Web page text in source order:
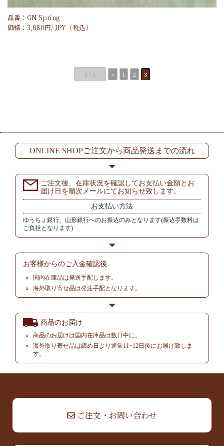
品番：GN Spring
価格： 3,080円/JPY （税込）
3 / 3 « 1 2 3
ONLINE SHOPご注文から商品発送までの流れ
ご注文後、在庫状況を確認してお支払い金額とお
届け日を順次メールにてお知らせ致します。
お支払い方法
ゆうちょ銀行、山形銀行へのお振込のみとなります(振込手数料は
ご負担となります)
お客様からのご入金確認後
国内在庫品は発送手配します。
海外取り寄せ品は発注手配となります。
商品のお届け
商品のお届けは国内在庫品は数日中に。
海外取り寄せ品は締め日より通常11~12日後にお届け致しま
す。
ご注文・お問い合わせ